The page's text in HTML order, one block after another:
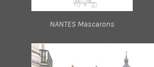
NANTES Mascarons